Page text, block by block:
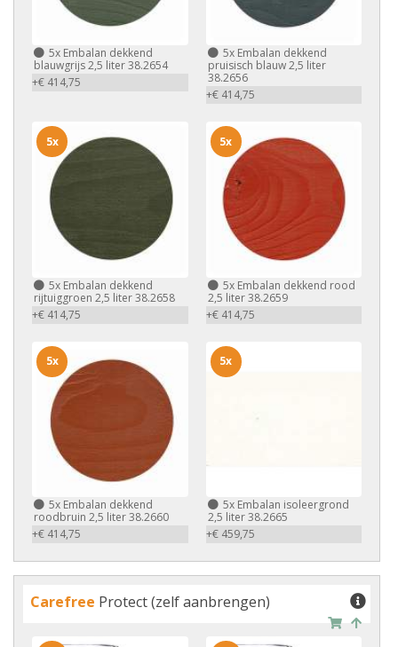
5x Embalan dekkend
blauwgrijs 2,5 liter 38.2654
+€ 414,75
5xEmbalan dekkend
pruisisch blauw 2,5 liter
38.2656
+€ 414,75
5x Embalan dekkend
rijtuiggroen 2,5 liter 38.2658
+€ 414,75
5x
5xEmbalan dekkend rood
2,5 liter 38.2659
+€ 414,75
5x
5x Embalan dekkend
roodbruin 2,5 liter 38.2660
+€ 414,75
5x
5xEmbalan isoleergrond
2,5 liter 38.2665
+€ 459,75
5x
Carefree Protect (zelf aanbrengen)